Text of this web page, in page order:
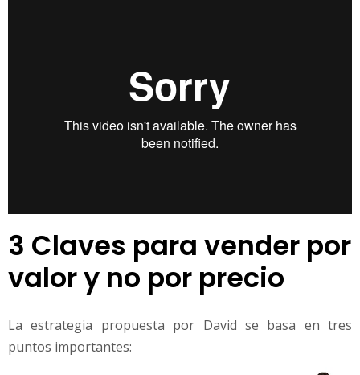
3 Claves para vender por
valor y no por precio
La estrategia propuesta por David se basa en tres
puntos importantes: